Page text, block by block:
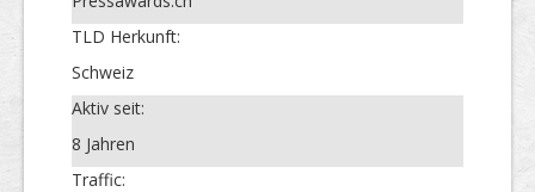
TLD Herkunft:
Schweiz
Aktiv seit:
8 Jahren
Traffic: